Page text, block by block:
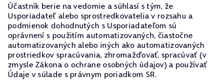
Účastník berie na vedomie a súhlasí s tým, že
Usporiadateľ alebo sprostredkovatelia v rozsahu a
podmienok dohodnutých s Usporiadateľom sú
oprávnení s použitím automatizovaných, čiastočne
automatizovaných alebo iných ako automatizovaných
prostriedkov spracúvania, zhromažďovať, spracúvať (v
zmysle Zákona o ochrane osobných údajov) a používať
Údaje v súlade s právnym poriadkom SR.